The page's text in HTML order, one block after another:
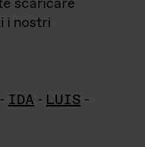
i nostri
- IDA - LUIS -